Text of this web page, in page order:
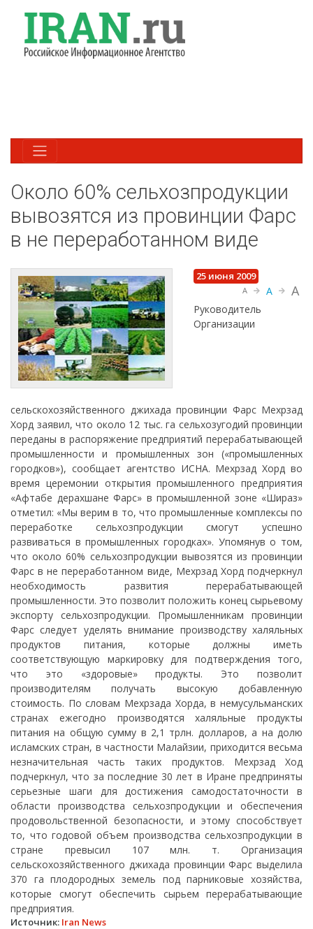
Около 60% сельхозпродукции
вывозятся из провинции Фарс
в не переработанном виде
25 июня 2009
A A A
Руководитель
Организации
сельскохозяйственного джихада провинции Фарс Мехрзад
Хорд заявил, что около 12 тыс. га сельхозугодий провинции
переданы в распоряжение предприятий перерабатывающей
промышленности и промышленных зон («промышленных
городков»), сообщает агентство ИСНА. Мехрзад Хорд во
время церемонии открытия промышленного предприятия
«Афтабе дерахшане Фарс» в промышленной зоне «Шираз»
отметил: «Мы верим в то, что промышленные комплексы по
переработке сельхозпродукции смогут успешно
развиваться в промышленных городках». Упомянув о том,
что около 60% сельхозпродукции вывозятся из провинции
Фарс в не переработанном виде, Мехрзад Хорд подчеркнул
необходимость развития перерабатывающей
промышленности. Это позволит положить конец сырьевому
экспорту сельхозпродукции. Промышленникам провинции
Фарс следует уделять внимание производству халяльных
продуктов питания, которые должны иметь
соответствующую маркировку для подтверждения того,
что это «здоровые» продукты. Это позволит
производителям получать высокую добавленную
стоимость. По словам Мехрзада Хорда, в немусульманских
странах ежегодно производятся халяльные продукты
питания на общую сумму в 2,1 трлн. долларов, а на долю
исламских стран, в частности Малайзии, приходится весьма
незначительная часть таких продуктов. Мехрзад Ход
подчеркнул, что за последние 30 лет в Иране предприняты
серьезные шаги для достижения самодостаточности в
области производства сельхозпродукции и обеспечения
продовольственной безопасности, и этому способствует
то, что годовой объем производства сельхозпродукции в
стране превысил 107 млн. т. Организация
сельскохозяйственного джихада провинции Фарс выделила
370 га плодородных земель под парниковые хозяйства,
которые смогут обеспечить сырьем перерабатывающие
предприятия.
Источник: Iran News